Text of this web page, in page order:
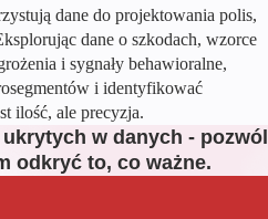
dane do projektowania polis,
dane o szkodach, wzorce
i sygnały behawioralne,
i identyfikować
ilość, ale precyzja.
w danych - pozwól
odkryć to, co ważne.